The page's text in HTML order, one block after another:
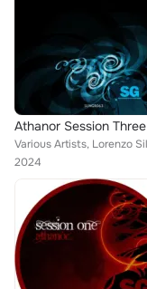
Athanor Session Three
2024